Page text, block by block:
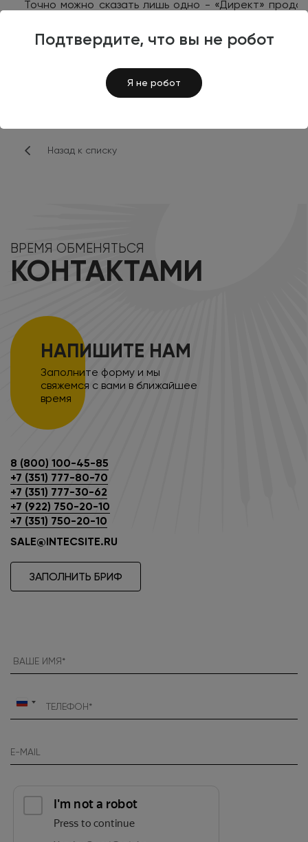
Подтвердите, что вы не робот
Я не робот
Точно можно сказать лишь одно - «Директ»
#UniverseSite #UniverseLite
#Готовые решения для битрикс
Назад к списку
ВРЕМЯ ОБМЕНЯТЬСЯ
КОНТАКТАМИ
НАПИШИТЕ НАМ
Заполните форму и мы
свяжемся с вами в ближайшее
время
8 (800) 100-45-85
+7 (351) 777-80-70
+7 (351) 777-30-62
+7 (922) 750-20-10
+7 (351) 750-20-10
SALE@INTECSITE.RU
ЗАПОЛНИТЬ БРИФ
Россия